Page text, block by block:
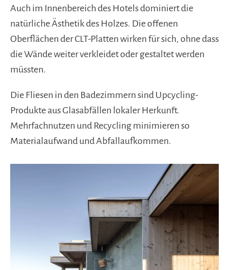
Auch im Innenbereich des Hotels dominiert die
natürliche Ästhetik des Holzes. Die offenen
Oberflächen der CLT-Platten wirken für sich, ohne dass
die Wände weiter verkleidet oder gestaltet werden
müssten.
Die Fliesen in den Badezimmern sind Upcycling-
Produkte aus Glasabfällen lokaler Herkunft.
Mehrfachnutzen und Recycling minimieren so
Materialaufwand und Abfallaufkommen.